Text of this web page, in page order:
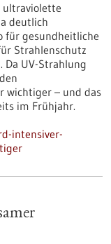
ultraviolette
deutlich
für gesundheitliche
Strahlenschutz
Da UV-Strahlung
wichtiger – und das
im Frühjahr.
intensiver-